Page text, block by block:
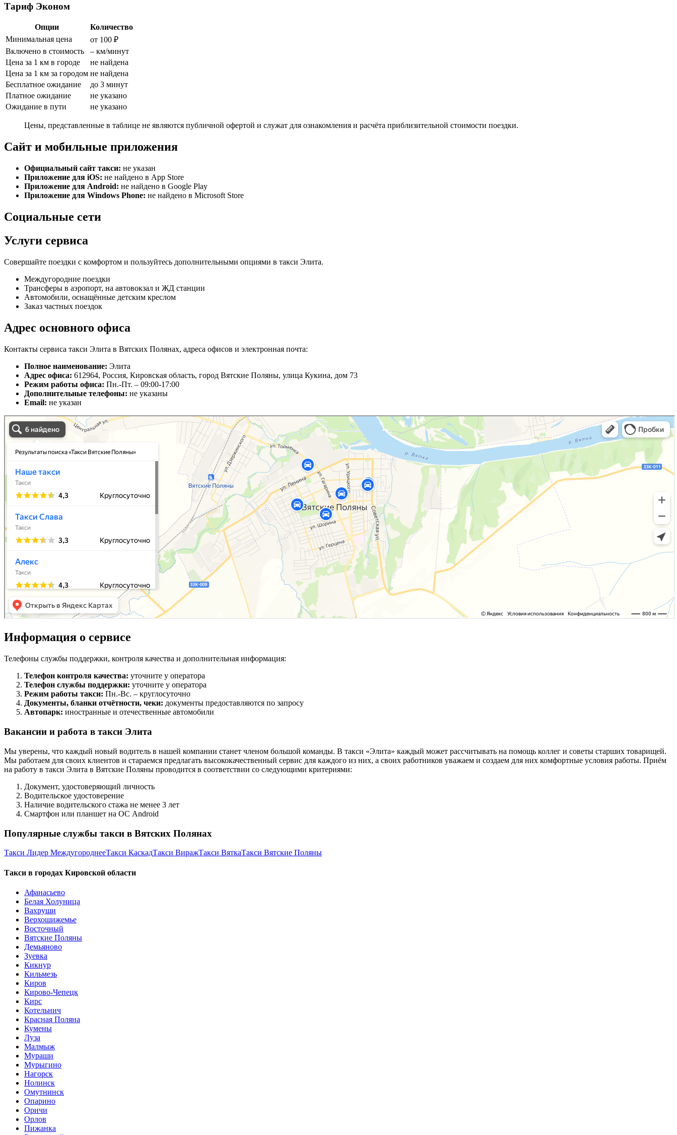
Тариф Эконом
Опции
Количество
Минимальная цена
от 100 ₽
Включено в стоимость
– км/минут
Цена за 1 км в городе
не найдена
Цена за 1 км за городом не найдена
Бесплатное ожидание
до 3 минут
Платное ожидание
не указано
Ожидание в пути
не указано
Цены, представленные в таблице не являются публичной офертой и служат для ознакомления и расчёта приблизительной стоимости поездки.
Сайт и мобильные приложения
Официальный сайт такси: не указан
Приложение для iOS: не найдено в App Store
Приложение для Android: не найдено в Google Play
Приложение для Windows Phone: не найдено в Microsoft Store
Социальные сети
Услуги сервиса
Совершайте поездки с комфортом и пользуйтесь дополнительными опциями в такси Элита.
Междугородние поездки
Трансферы в аэропорт, на автовокзал и ЖД станции
Автомобили, оснащённые детским креслом
Заказ частных поездок
Адрес основного офиса
Контакты сервиса такси Элита в Вятских Полянах, адреса офисов и электронная почта:
Полное наименование: Элита
Адрес офиса: 612964, Россия, Кировская область, город Вятские Поляны, улица Кукина, дом 73
Режим работы офиса: Пн.-Пт. – 09:00-17:00
Дополнительные телефоны: не указаны
Email: не указан
Информация о сервисе
Телефоны службы поддержки, контроля качества и дополнительная информация:
Телефон контроля качества: уточните у оператора
Телефон службы поддержки: уточните у оператора
Режим работы такси: Пн.-Вс. – круглосуточно
Документы, бланки отчётности, чеки: документы предоставляются по запросу
Автопарк: иностранные и отечественные автомобили
Вакансии и работа в такси Элита
Мы уверены, что каждый новый водитель в нашей компании станет членом большой команды. В такси «Элита» каждый может рассчитывать на помощь коллег и советы старших товарищей.
Мы работаем для своих клиентов и стараемся предлагать высококачественный сервис для каждого из них, а своих работников уважаем и создаем для них комфортные условия работы. Приём
на работу в такси Элита в Вятские Поляны проводится в соответствии со следующими критериями:
Документ, удостоверяющий личность
Водительское удостоверение
Наличие водительского стажа не менее 3 лет
Смартфон или планшет на ОС Android
Популярные службы такси в Вятских Полянах
Такси Лидер МеждугороднееТакси КаскадТакси ВиражТакси ВяткаТакси Вятские Поляны
Такси в городах Кировской области
Афанасьево
Белая Холуница
Вахруши
Верхошижемье
Восточный
Вятские Поляны
Демьяново
Зуевка
Кикнур
Кильмезь
Киров
Кирово-Чепецк
Кирс
Котельнич
Красная Поляна
Кумены
Луза
Малмыж
Мураши
Мурыгино
Нагорск
Нолинск
Омутнинск
Опарино
Оричи
Орлов
Пижанка